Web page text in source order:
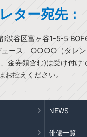
ター宛先：
渋谷区富ヶ谷1-5-5
ュース ○○○○（タレ
金券類含む)は受け付け
お控えください。
NEWS
俳優一覧